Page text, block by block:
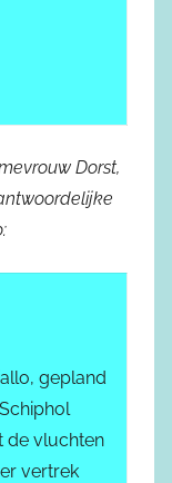
Dorst,
gepland
de vluchten
vertrek